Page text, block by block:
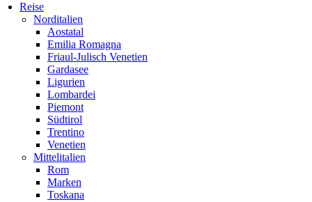
Reise
Norditalien
Aostatal
Emilia Romagna
Friaul-Julisch Venetien
Gardasee
Ligurien
Lombardei
Piemont
Südtirol
Trentino
Venetien
Mittelitalien
Rom
Marken
Toskana